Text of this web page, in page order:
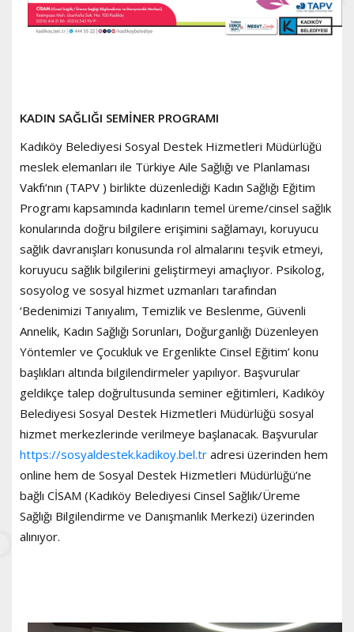
KADIN SAĞLIĞI SEMİNER PROGRAMI
Kadıköy Belediyesi Sosyal Destek Hizmetleri Müdürlüğü
meslek elemanları ile Türkiye Aile Sağlığı ve Planlaması
Vakfı‘nın (TAPV ) birlikte düzenlediği Kadın Sağlığı Eğitim
Programı kapsamında kadınların temel üreme/cinsel sağlık
konularında doğru bilgilere erişimini sağlamayı, koruyucu
sağlık davranışları konusunda rol almalarını teşvik etmeyi,
koruyucu sağlık bilgilerini geliştirmeyi amaçlıyor. Psikolog,
sosyolog ve sosyal hizmet uzmanları tarafından
‘Bedenimizi Tanıyalım, Temizlik ve Beslenme, Güvenli
Annelik, Kadın Sağlığı Sorunları, Doğurganlığı Düzenleyen
Yöntemler ve Çocukluk ve Ergenlikte Cinsel Eğitim’ konu
başlıkları altında bilgilendirmeler yapılıyor. Başvurular
geldikçe talep doğrultusunda seminer eğitimleri, Kadıköy
Belediyesi Sosyal Destek Hizmetleri Müdürlüğü sosyal
hizmet merkezlerinde verilmeye başlanacak. Başvurular
https://sosyaldestek.kadikoy.bel.tr adresi üzerinden hem
online hem de Sosyal Destek Hizmetleri Müdürlüğü’ne
bağlı CİSAM (Kadıköy Belediyesi Cinsel Sağlık/Üreme
Sağlığı Bilgilendirme ve Danışmanlık Merkezi) üzerinden
alınıyor.